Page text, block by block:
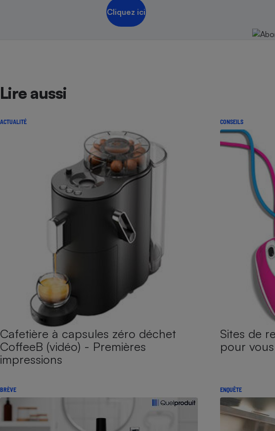
Cliquez ici
Lire aussi
ACTUALITÉ
Cafetière à capsules zéro déchet
CoffeeB (vidéo) - Premières
impressions
CONSEILS
Sites de
pour
BRÈVE ENQUÊTE